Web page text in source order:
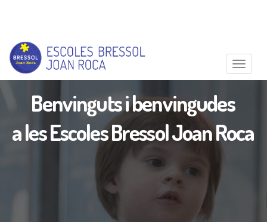
Benvinguts i benvingudes
a les Escoles Bressol Joan Roca